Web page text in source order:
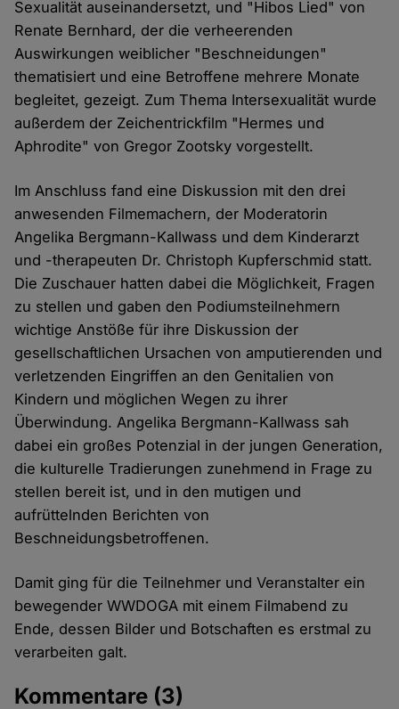
Sexualität auseinandersetzt, und "Hibos Lied" von
Renate Bernhard, der die verheerenden
Auswirkungen weiblicher "Beschneidungen"
thematisiert und eine Betroffene mehrere Monate
begleitet, gezeigt. Zum Thema Intersexualität wurde
außerdem der Zeichentrickfilm "Hermes und
Aphrodite" von Gregor Zootsky vorgestellt.
Im Anschluss fand eine Diskussion mit den drei
anwesenden Filmemachern, der Moderatorin
Angelika Bergmann-Kallwass und dem Kinderarzt
und -therapeuten Dr. Christoph Kupferschmid statt.
Die Zuschauer hatten dabei die Möglichkeit, Fragen
zu stellen und gaben den Podiumsteilnehmern
wichtige Anstöße für ihre Diskussion der
gesellschaftlichen Ursachen von amputierenden und
verletzenden Eingriffen an den Genitalien von
Kindern und möglichen Wegen zu ihrer
Überwindung. Angelika Bergmann-Kallwass sah
dabei ein großes Potenzial in der jungen Generation,
die kulturelle Tradierungen zunehmend in Frage zu
stellen bereit ist, und in den mutigen und
aufrüttelnden Berichten von
Beschneidungsbetroffenen.
Damit ging für die Teilnehmer und Veranstalter ein
bewegender WWDOGA mit einem Filmabend zu
Ende, dessen Bilder und Botschaften es erstmal zu
verarbeiten galt.
Kommentare (3)